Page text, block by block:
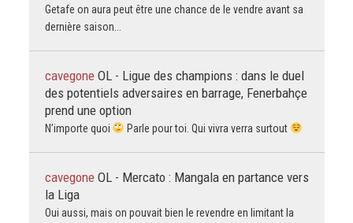
Getafe on aura peut être une chance de le vendre avant sa
dernière saison...
cavegone OL - Ligue des champions : dans le duel
des potentiels adversaires en barrage, Fenerbahçe
prend une option
N’importe quoi Parle pour toi. Qui vivra verra surtout
cavegone OL - Mercato : Mangala en partance vers
la Liga
Oui aussi, mais on pouvait bien le revendre en limitant la